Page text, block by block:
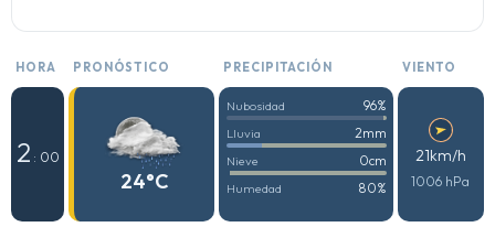
HORA PRONÓSTICO PRECIPITACIÓN VIENTO
2 : 00
24°C
Nubosidad 96%
Lluvia 2mm
Nieve 0cm
Humedad 80%
21km/h
1006 hPa